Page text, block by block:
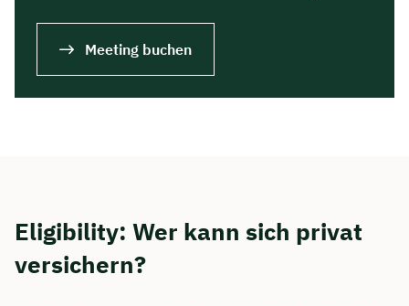
Meeting buchen
Eligibility: Wer kann sich privat
versichern?